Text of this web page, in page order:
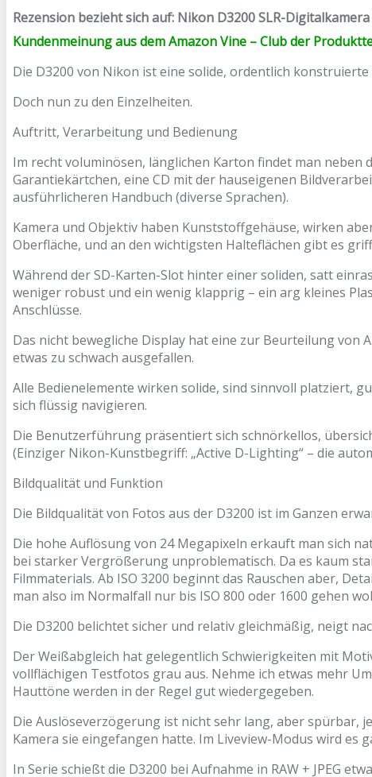
Rezension bezieht sich auf: Nikon D3200 SLR-
Kundenmeinung aus dem Amazon Vine – Club der
Die D3200 von Nikon ist eine solide, ordentlich
Doch nun zu den Einzelheiten.
Auftritt, Verarbeitung und Bedienung
Im recht voluminösen, länglichen Karton findet man neben
Garantiekärtchen, eine CD mit der hauseigenen
ausführlicheren Handbuch (diverse Sprachen).
Kamera und Objektiv haben Kunststoffgehäuse, wirken
Oberfläche, und an den wichtigsten Halteflächen gibt es
Während der SD-Karten-Slot hinter einer soliden, satt
weniger robust und ein wenig klapprig – ein arg kleines
Anschlüsse.
Das nicht bewegliche Display hat eine zur Beurteilung
etwas zu schwach ausgefallen.
Alle Bedienelemente wirken solide, sind sinnvoll platziert,
sich flüssig navigieren.
Die Benutzerführung präsentiert sich schnörkellos,
(Einziger Nikon-Kunstbegriff: „Active D-Lighting“ – die
Bildqualität und Funktion
Die Bildqualität von Fotos aus der D3200 ist im Ganzen
Die hohe Auflösung von 24 Megapixeln erkauft man sich
bei starker Vergrößerung unproblematisch. Da es kaum
Filmmaterials. Ab ISO 3200 beginnt das Rauschen aber,
man also im Normalfall nur bis ISO 800 oder 1600 gehen
Die D3200 belichtet sicher und relativ gleichmäßig, neigt
Der Weißabgleich hat gelegentlich Schwierigkeiten mit
vollflächigen Testfotos grau aus. Nehme ich etwas mehr
Hauttöne werden in der Regel gut wiedergegeben.
Die Auslöseverzögerung ist nicht sehr lang, aber spürbar,
Kamera sie eingefangen hatte. Im Liveview-Modus wird es
In Serie schießt die D3200 bei Aufnahme in RAW + JPEG